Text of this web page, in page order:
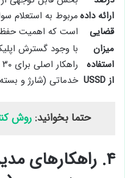
ارائه داده
قضایی
مربوط به استعلام
است که اهمیت حفظ
میزان
استفاده
از USSD
خدماتی (شارژ و
حتما بخوانید: روش
۴. راهکارهای